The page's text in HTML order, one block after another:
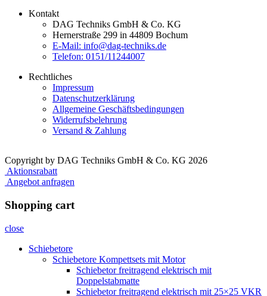
Kontakt
DAG Techniks GmbH & Co. KG
Hernerstraße 299 in 44809 Bochum
E-Mail: info@dag-techniks.de
Telefon: 0151/11244007
Rechtliches
Impressum
Datenschutzerklärung
Allgemeine Geschäftsbedingungen
Widerrufsbelehrung
Versand & Zahlung
Copyright by DAG Techniks GmbH & Co. KG 2026
Aktionsrabatt
Angebot anfragen
Shopping cart
close
Schiebetore
Schiebetore Kompettsets mit Motor
Schiebetor freitragend elektrisch mit
Doppelstabmatte
Schiebetor freitragend elektrisch mit 25×25 VKR